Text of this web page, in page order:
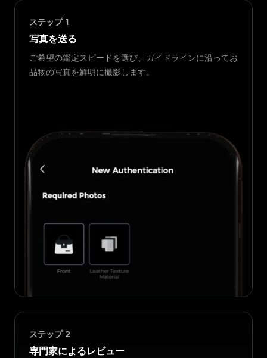
ステップ 1
写真を送る
ご希望の鑑定スピードを選び、ガイドラインに沿ってお
品物の写真を鮮明に撮影します。
ステップ 2
専門家によるレビュー